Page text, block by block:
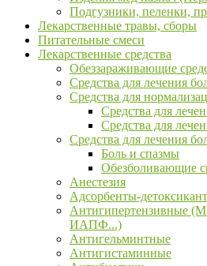
Подгузники, пеленки,
Лекарственные травы, сборы
Питательные смеси
Лекарственные средства
Обеззараживающие
Средства для лечения
Средства для
Средства для
Средства для
Средства для лечения
Боль и спазмы
Обезболивающие
Анестезия
Адсорбенты-
Антигипертензивные
ИАПФ...)
Антигельминтные
Антигистаминные